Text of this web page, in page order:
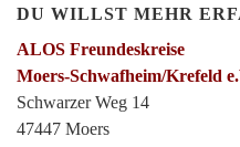
DU WILLST MEHR
ALOS Freundeskreise
Moers-Schwafheim/Krefeld
Schwarzer Weg 14
47447 Moers